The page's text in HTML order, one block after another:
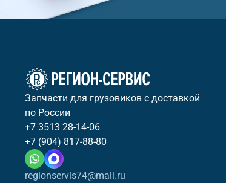
Запчасти для грузовиков с доставкой
по России
+7 3513 28-14-06
+7 (904) 817-88-80
regionservis74@mail.ru